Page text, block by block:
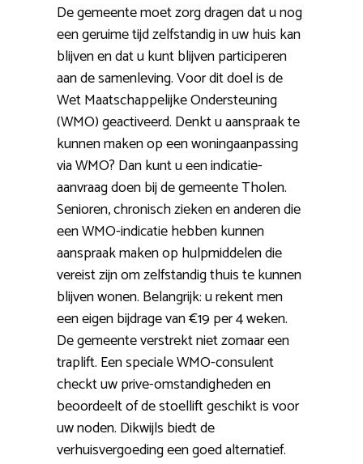
De gemeente moet zorg dragen dat u nog
een geruime tijd zelfstandig in uw huis kan
blijven en dat u kunt blijven participeren
aan de samenleving. Voor dit doel is de
Wet Maatschappelijke Ondersteuning
(WMO) geactiveerd. Denkt u aanspraak te
kunnen maken op een woningaanpassing
via WMO? Dan kunt u een indicatie-
aanvraag doen bij de gemeente Tholen.
Senioren, chronisch zieken en anderen die
een WMO-indicatie hebben kunnen
aanspraak maken op hulpmiddelen die
vereist zijn om zelfstandig thuis te kunnen
blijven wonen. Belangrijk: u rekent men
een eigen bijdrage van €19 per 4 weken.
De gemeente verstrekt niet zomaar een
traplift. Een speciale WMO-consulent
checkt uw prive-omstandigheden en
beoordeelt of de stoellift geschikt is voor
uw noden. Dikwijls biedt de
verhuisvergoeding een goed alternatief.